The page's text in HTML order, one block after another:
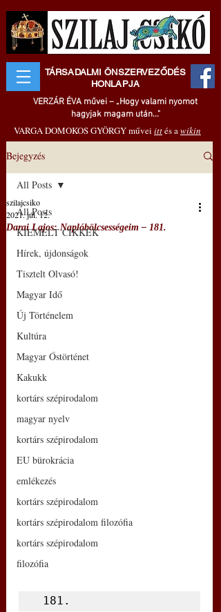
TÁRSADALMI ÖNSZERVEZŐDÉS
HONLAPJA
VERZÁR ÉVA művei – „Hogy valami nyomot
hagyjak magam után..."
VARGA DOMOKOS GYÖRGY művei ittés awikin
Bejegyzés
All Posts
KIEMELT CIKKEK
Hírek, újdonságok
Tisztelt Olvasó!
Magyar Idő
Új Történelem
Kultúra
Magyar Őstörténet
Kakukk
kortárs szépirodalom
magyar nyelv
kortárs szépirodalom
EU bürokrácia
emlékezés
kortárs szépirodalom
kortárs szépirodalom filozófia
kortárs szépirodalom
filozófia
All Posts
Darai Lajos: Naplóbölcsességeim – 181.
szilajcsiko
2021. júl. 12.
181.